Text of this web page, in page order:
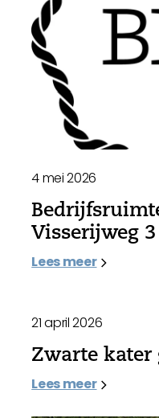
4 mei 2026
Visserijweg
Lees meer
21 april 2026
Zwarte kater
Lees meer